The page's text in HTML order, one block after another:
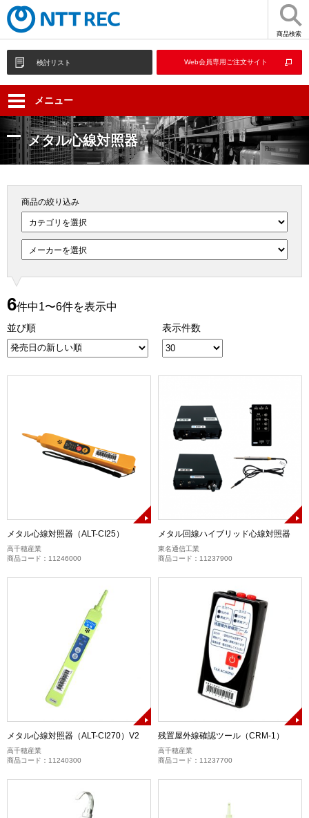
商品検索
検討リスト Web会員専用ご注文サイト
メニュー
メタル心線対照器
商品の絞り込み
6件中1〜6件を表示中
並び順 表示件数
メタル心線対照器（ALT-CI25）
高千穂産業
商品コード：11246000
メタル回線ハイブリッド心線対照器
東名通信工業
商品コード：11237900
メタル心線対照器（ALT-CI270）V2
高千穂産業
商品コード：11240300
残置屋外線確認ツール（CRM-1）
高千穂産業
商品コード：11237700